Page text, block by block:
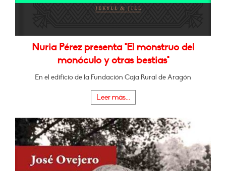
Nuria Pérez presenta "El monstruo del
monóculo y otras bestias"
En el edificio de la Fundación Caja Rural de Aragón
Leer más...